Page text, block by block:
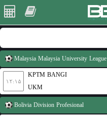
Malaysia Malaysia University League
۱۲:۱۵
KPTM BANGI
UKM
Bolivia Division Profesional